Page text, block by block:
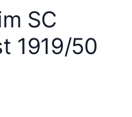
SC
1919/50